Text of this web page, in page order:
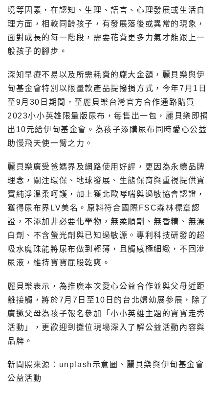
境等因素，在認知、生理、語言、心理發展或生活自
理方面，相較同齡孩子，有發展落後或異常的現象，
面對成長的每一階段，需要花費更多力氣才能跟上一
般孩子的腳步。
深知早療不易以及所需耗費的龐大金額，麗貝樂與伊
甸基金會特別以限量款產品提撥捐方式，今年7月1日
至9月30日期間，至麗貝樂台灣官方合作通路購買
2023小小英雄限量版尿布，每售出一包，麗貝樂即捐
出10元給伊甸基金會。為孩子添購尿布同時愛心公益
助慢飛天使一臂之力。
麗貝樂廣受爸媽界及網路使用好評，更因為永續品牌
理念，關注環保、地球發展、生態保育與重視提供寶
寶純淨溫柔呵護，加上獲北歐哮喘與過敏協會認證，
獲得尿布界LV美名。 原料符合國際FSC森林標章認
證，不添加非必要化學物，無柔順劑、無香精、無漂
白劑、不含螢光劑與已知過敏源。專利科技研發的超
吸水魔珠能將尿布做到輕薄，且觸感極細緻，不回滲
尿液，維持寶寶屁股乾爽。
麗貝樂表示，為推廣本次愛心公益合作並與父母近距
離接觸，將於7月7日至10日的台北婦幼展參展，除了
廣邀父母為孩子報名參加「小小英雄主題的寶寶走秀
活動」，更歡迎到攤位現場深入了解公益活動內容與
品牌。
新聞照來源：unplash示意圖、 麗貝樂與伊甸基金會
公益活動